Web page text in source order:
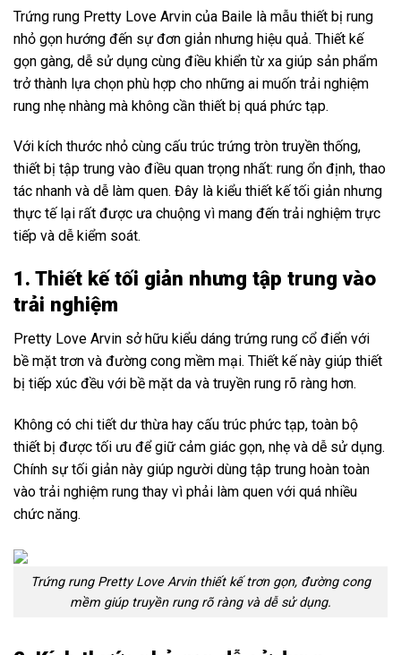
Trứng rung Pretty Love Arvin của Baile là mẫu thiết bị rung
nhỏ gọn hướng đến sự đơn giản nhưng hiệu quả. Thiết kế
gọn gàng, dễ sử dụng cùng điều khiển từ xa giúp sản phẩm
trở thành lựa chọn phù hợp cho những ai muốn trải nghiệm
rung nhẹ nhàng mà không cần thiết bị quá phức tạp.
Với kích thước nhỏ cùng cấu trúc trứng tròn truyền thống,
thiết bị tập trung vào điều quan trọng nhất: rung ổn định, thao
tác nhanh và dễ làm quen. Đây là kiểu thiết kế tối giản nhưng
thực tế lại rất được ưa chuộng vì mang đến trải nghiệm trực
tiếp và dễ kiểm soát.
1. Thiết kế tối giản nhưng tập trung vào
trải nghiệm
Pretty Love Arvin sở hữu kiểu dáng trứng rung cổ điển với
bề mặt trơn và đường cong mềm mại. Thiết kế này giúp thiết
bị tiếp xúc đều với bề mặt da và truyền rung rõ ràng hơn.
Không có chi tiết dư thừa hay cấu trúc phức tạp, toàn bộ
thiết bị được tối ưu để giữ cảm giác gọn, nhẹ và dễ sử dụng.
Chính sự tối giản này giúp người dùng tập trung hoàn toàn
vào trải nghiệm rung thay vì phải làm quen với quá nhiều
chức năng.
Trứng rung Pretty Love Arvin thiết kế trơn gọn, đường cong
mềm giúp truyền rung rõ ràng và dễ sử dụng.